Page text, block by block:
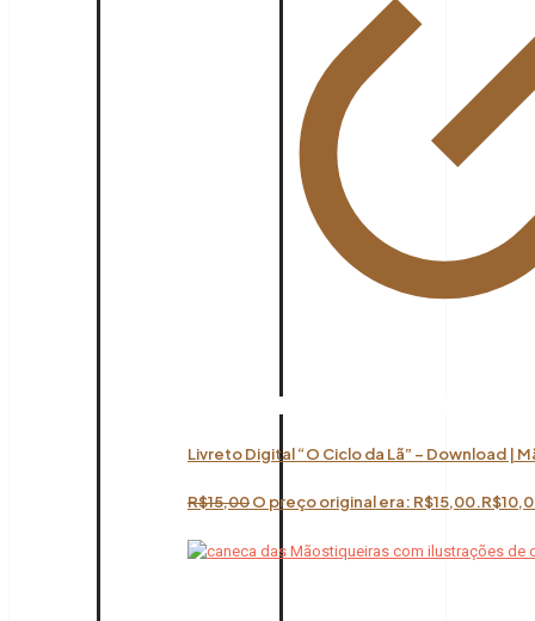
Livreto Digital “O Ciclo da Lã” – Download |
R$15,00O preço original era: R$15,00.R$